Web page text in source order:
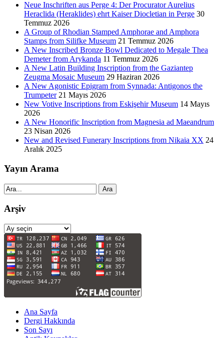
Neue Inschriften aus Perge 4: Der Procurator Aurelius
Heraclida (Heraklides) ehrt Kaiser Diocletian in Perge 30
Temmuz 2026
A Group of Rhodian Stamped Amphorae and Amphora
Stamps from Silifke Museum 21 Temmuz 2026
A New Inscribed Bronze Bowl Dedicated to Megale Thea
Demeter from Arykanda 11 Temmuz 2026
A New Latin Building Inscription from the Gaziantep
Zeugma Mosaic Museum 29 Haziran 2026
A New Agonistic Epigram from Synnada: Antigonos the
Trumpeter 21 Mayıs 2026
New Votive Inscriptions from Eskişehir Museum 14 Mayıs
2026
A New Honorific Inscription from Magnesia ad Maeandrum
23 Nisan 2026
New and Revised Funerary Inscriptions from Nikaia XX 24
Aralık 2025
Yayın Arama
Ara
Arşiv
Arşiv
Ana Sayfa
Dergi Hakkında
Son Sayı